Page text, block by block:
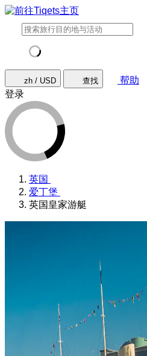
zh / USD 查找
帮助
登录
英国
爱丁堡
英国皇家游艇